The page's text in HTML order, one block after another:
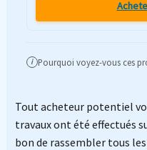
i Pourquoi voyez-vous ces
Tout acheteur potentiel
travaux ont été effectués
bon de rassembler tous